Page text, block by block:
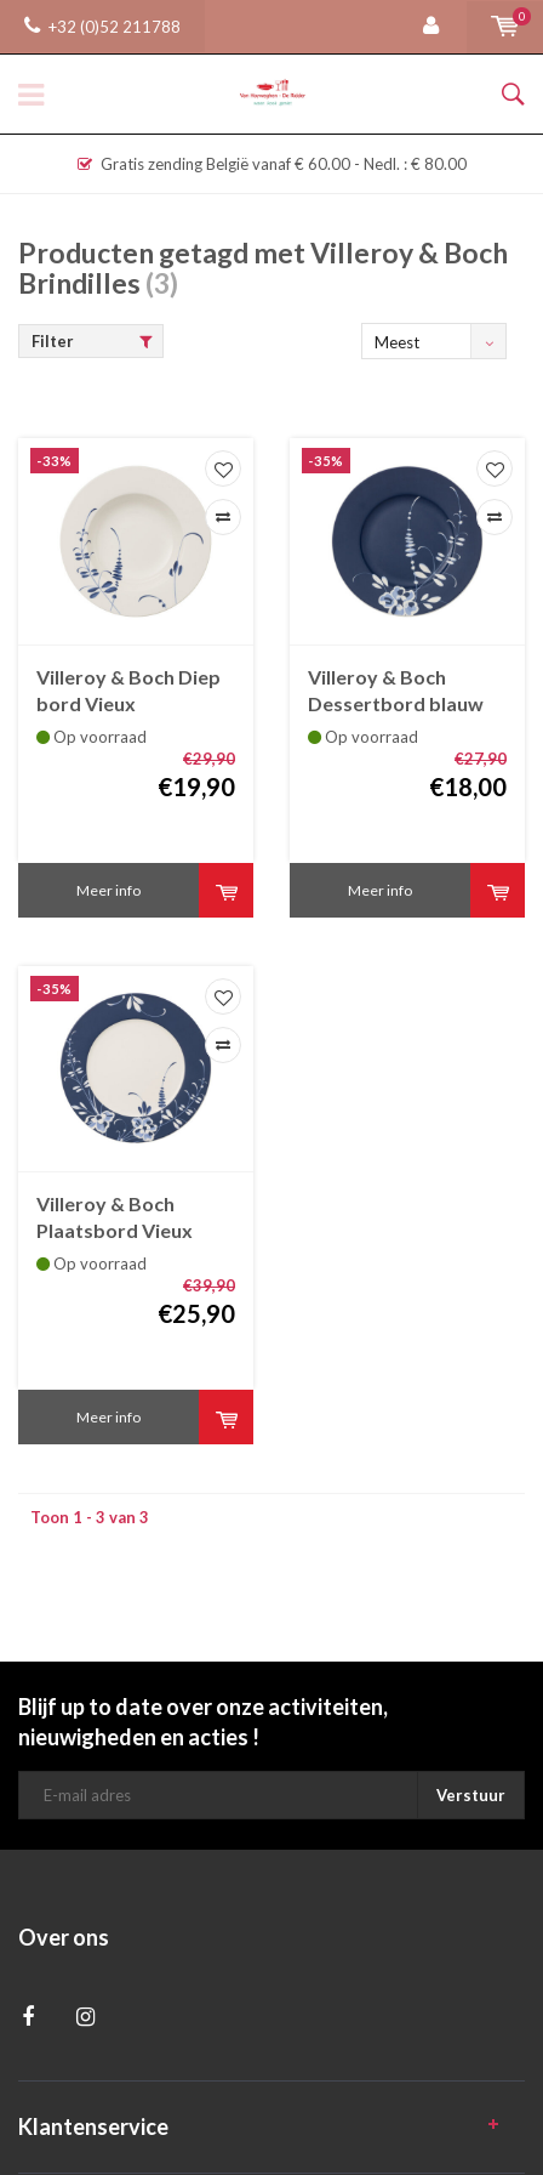
+32 (0)52 211788
0
Gratis zending België vanaf € 60.00 - Nedl. : € 80.00
Producten getagd met Villeroy & Boch
Brindilles (3)
Filter
Meest
-33%
Villeroy & Boch Diep
bord Vieux
Luxembourg Brindille
Op voorraad
€29,90
€19,90
Meer info
-35%
Villeroy & Boch
Dessertbord blauw
Vieux Luxembourg
Op voorraad
€27,90
€18,00
Meer info
-35%
Villeroy & Boch
Plaatsbord Vieux
Luxembourg Brindille
Op voorraad
€39,90
€25,90
Meer info
Toon 1 - 3 van 3
Blijf up to date over onze activiteiten,
nieuwigheden en acties !
Verstuur
Over ons
Klantenservice